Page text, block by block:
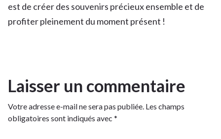
est de créer des souvenirs précieux ensemble et de
profiter pleinement du moment présent !
Laisser un commentaire
Votre adresse e-mail ne sera pas publiée. Les champs
obligatoires sont indiqués avec *